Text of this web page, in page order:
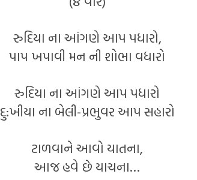
રુદિયા ના આંગણે આપ પધારો,
પાપ ખપાવી મન ની શોભા વધારો
રુદિયા ના આંગણે આપ પધારો
દુ:ખીયા ના બેલી-પ્રભુવર આપ સહારો
ટાળવાને આવો યાતના,
આજ હવે છે યાચના…